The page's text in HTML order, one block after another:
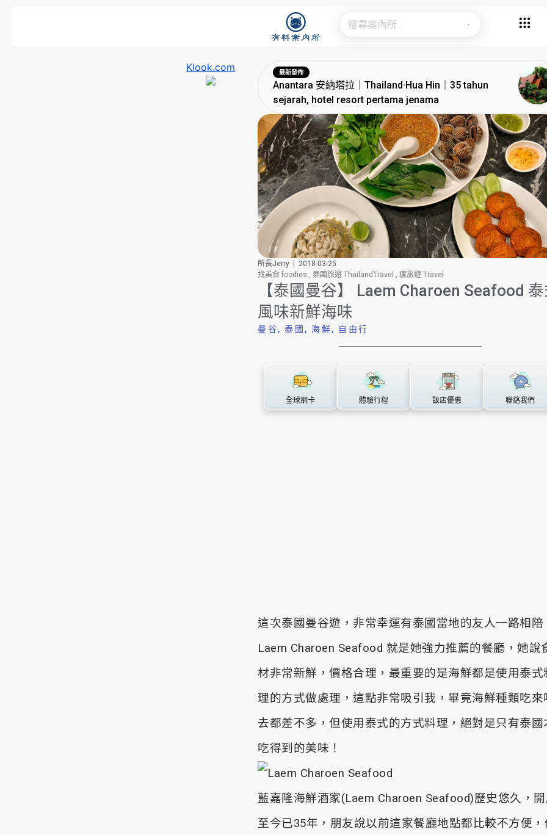
Klook.com 最新發佈
Anantara 安納塔拉｜Thailand·Hua Hin｜35 tahun
sejarah, hotel resort pertama jenama
所長Jerry
2018-03-25
找美食 foodies
泰國旅遊 ThailandTravel 瘋旅遊 Travel
【泰國曼谷】 Laem Charoen Seafood
風味新鮮海味
曼谷, 泰國 , 海鮮, 自由行
全球網卡 體驗行程 飯店優惠 聯絡我們
這次泰國曼谷遊，非常幸運有泰國當地的友人一路相陪
Laem Charoen Seafood 就是她強力推薦的餐廳，她說
材非常新鮮，價格合理，最重要的是海鮮都是使用泰式
理的方式做處理，這點非常吸引我，畢竟海鮮種類吃來
去都差不多，但使用泰式的方式料理，絕對是只有泰國
吃得到的美味！
藍嘉隆海鮮酒家(Laem Charoen Seafood)歷史悠久，
至今已35年，朋友說以前這家餐廳地點都比較不方便，